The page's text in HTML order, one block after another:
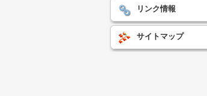
リンク情報
サイトマップ